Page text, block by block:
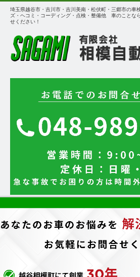
ホーム
ボディーコーティング
突然のトラブル
作業環境・設備
鈑金塗装作業工程
会社案内
埼玉県越谷市・吉川市・吉川美南・松伏町・三郷市の車
ズ・ヘコミ・コーディング・点検・整備他 車のことな
せください！